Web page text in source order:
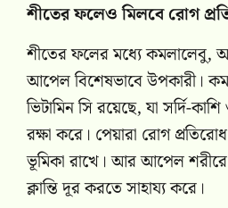
শীতের ফলেও মিলবে রোগ
শীতের ফলের মধ্যে কমলালেবু,
আপেল বিশেষভাবে উপকারী।
ভিটামিন সি রয়েছে, যা সর্দি-
রক্ষা করে। পেয়ারা রোগ
ভূমিকা রাখে। আর আপেল
ক্লান্তি দূর করতে সাহায্য করে।